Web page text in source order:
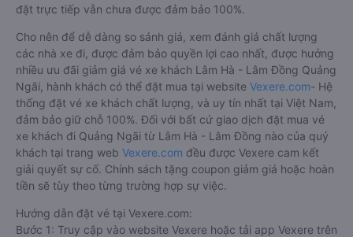
đặt trực tiếp vẫn chưa được đảm bảo 100%.
Cho nên để dễ dàng so sánh giá, xem đánh giá chất lượng
các nhà xe đi, được đảm bảo quyền lợi cao nhất, được hưởng
nhiều ưu đãi giảm giá vé xe khách Lâm Hà - Lâm Đồng Quảng
Ngãi, hành khách có thể đặt mua tại website Vexere.com- Hệ
thống đặt vé xe khách chất lượng, và uy tín nhất tại Việt Nam,
đảm bảo giữ chỗ 100%. Đối với bất cứ giao dịch đặt mua vé
xe khách đi Quảng Ngãi từ Lâm Hà - Lâm Đồng nào của quý
khách tại trang web Vexere.com đều được Vexere cam kết
giải quyết sự cố. Chính sách tặng coupon giảm giá hoặc hoàn
tiền sẽ tùy theo từng trường hợp sự việc.
Hướng dẫn đặt vé tại Vexere.com:
Bước 1: Truy cập vào website Vexere hoặc tải app Vexere trên